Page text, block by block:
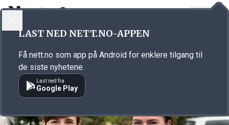
Annonsørinnhold
LAST NED NETT.NO-APPEN
Få nett.no som app på Android for enklere tilgang til
de siste nyhetene.
Last ned fra
Google Play